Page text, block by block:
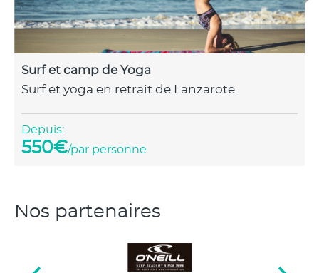
Surf et camp de Yoga
Surf et yoga en retrait de Lanzarote
Depuis:
550€/par personne
Nos partenaires